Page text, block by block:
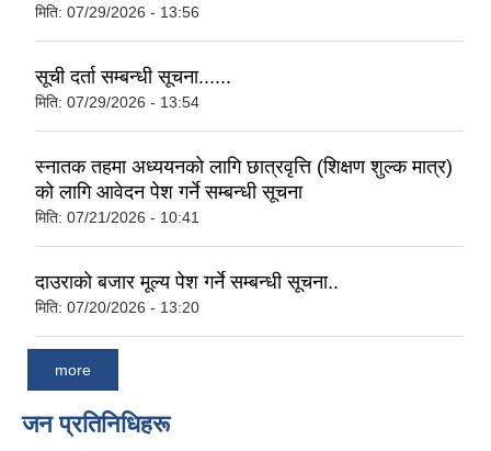
मिति: 07/29/2026 - 13:56
सूची दर्ता सम्बन्धी सूचना......
मिति: 07/29/2026 - 13:54
स्नातक तहमा अध्ययनको लागि छात्रवृत्ति (शिक्षण शुल्क मात्र)
को लागि आवेदन पेश गर्ने सम्बन्धी सूचना
मिति: 07/21/2026 - 10:41
दाउराको बजार मूल्य पेश गर्ने सम्बन्धी सूचना..
मिति: 07/20/2026 - 13:20
more
जन प्रतिनिधिहरू